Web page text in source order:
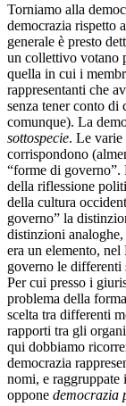
Torniamo alla
democrazia rispetto
generale è presto
un collettivo votano
quella in cui i
rappresentanti che
senza tener conto
comunque). La
sottospecie. Le varie
corrispondono
“forme di governo”.
della riflessione
della cultura
governo” la
distinzioni
era un elemento,
governo le differenti
Per cui presso i
problema della
scelta tra differenti
rapporti tra gli
qui dobbiamo
democrazia
nomi, e raggruppate
oppone democrazia